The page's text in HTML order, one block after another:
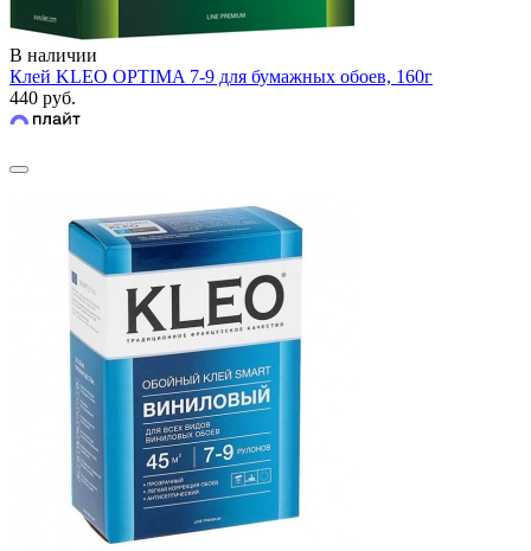
В наличии
Клей KLEO OPTIMA 7-9 для бумажных обоев, 160г
440 руб.